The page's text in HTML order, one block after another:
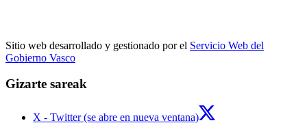
Sitio web desarrollado y gestionado por el Servicio Web del
Gobierno Vasco
Gizarte sareak
X - Twitter (se abre en nueva ventana)